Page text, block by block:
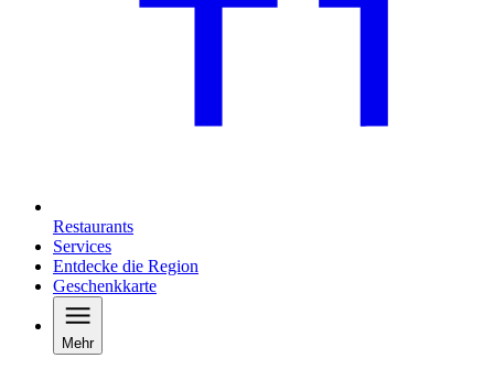
Restaurants
Services
Entdecke die Region
Geschenkkarte
Mehr